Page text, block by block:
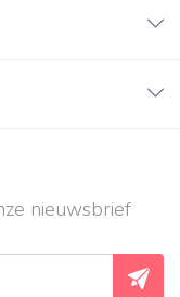
nieuwsbrief